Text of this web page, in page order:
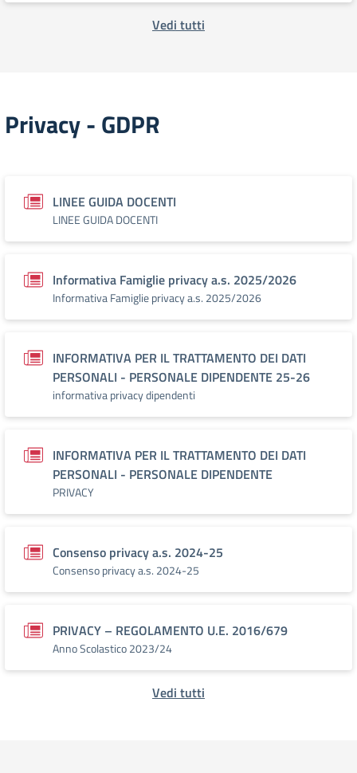
Vedi tutti
Privacy - GDPR
LINEE GUIDA DOCENTI
LINEE GUIDA DOCENTI
Informativa Famiglie privacy a.s. 2025/2026
Informativa Famiglie privacy a.s. 2025/2026
INFORMATIVA PER IL TRATTAMENTO DEI DATI
PERSONALI - PERSONALE DIPENDENTE 25-26
informativa privacy dipendenti
INFORMATIVA PER IL TRATTAMENTO DEI DATI
PERSONALI - PERSONALE DIPENDENTE
PRIVACY
Consenso privacy a.s. 2024-25
Consenso privacy a.s. 2024-25
PRIVACY – REGOLAMENTO U.E. 2016/679
Anno Scolastico 2023/24
Vedi tutti